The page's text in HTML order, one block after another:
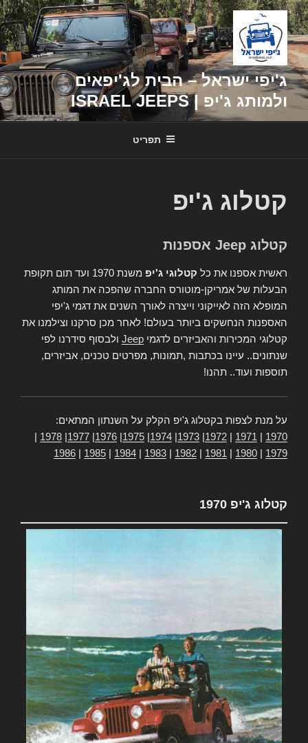
דילוג
לתוכן
ג'יפי ישראל – הבית לג'יפאים
ולמותג ג'יפ | ISRAEL JEEPS
תפריט
קטלוג ג'יפ
קטלוג Jeep אספנות
ראשית אספנו את כל קטלוגי ג'יפ
משנת 1970 ועד תום תקופת
הבעלות של אמריקן-מוטורס החברה שהפכה את המותג
המופלא הזה לאייקוני וייצרה לאורך השנים את דגמי ג'יפי
האספנות הנחשקים ביותר בעולם! לאחר מכן סרקנו וצילמנו את
קטלוגי המכירות והאביזרים לדגמי Jeep ולבסוף סידרנו לפי
שנתונים.. עיינו בכתבות ,תמונות, מפרטים טכנים, אביזרים,
תוספות ועוד.. תהנו!
על מנת לצפות בקטלוג ג'יפ הקלק על השנתון המתאים:
1970
1971
1972
1973
1974
1975
1976
1977
1978
1979
1980
1981
1982
1983
1984
1985
1986
קטלוג ג'יפ 1970